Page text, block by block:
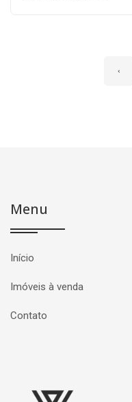
‹
Menu
Início
Imóveis à venda
Contato